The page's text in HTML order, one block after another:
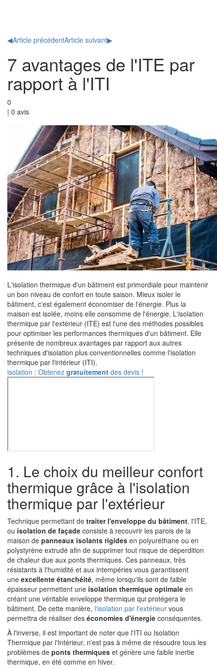
◀Article précédentArticle suivant▶
7 avantages de l'ITE par
rapport à l'ITI
0
| 0 avis
L'isolation thermique d'un bâtiment est primordiale pour maintenir
un bon niveau de confort en toute saison. Mieux isoler le
bâtiment, c'est également économiser de l'énergie. Plus la
maison est isolée, moins elle consomme de l'énergie. L'isolation
thermique par l'extérieur (ITE) est l'une des méthodes possibles
pour optimiser les performances thermiques d'un bâtiment. Elle
présente de nombreux avantages par rapport aux autres
techniques d'isolation plus conventionnelles comme l'isolation
thermique par l'intérieur (ITI).
isolation : Obtenez gratuitement des devis !
1. Le choix du meilleur confort
thermique grâce à l'isolation
thermique par l'extérieur
Technique permettant de traiter l'enveloppe du bâtiment, l'ITE,
ou isolation de façade consiste à recouvrir les parois de la
maison de panneaux isolants rigides en polyuréthane ou en
polystyrène extrudé afin de supprimer tout risque de déperdition
de chaleur due aux ponts thermiques. Ces panneaux, très
résistants à l'humidité et aux intempéries vous garantissent
une excellente étanchéité, même lorsqu'ils sont de faible
épaisseur permettent une isolation thermique optimale en
créant une véritable enveloppe thermique qui protégera le
bâtiment. De cette manière, l'isolation par l'extérieur vous
permettra de réaliser des économies d'énergie conséquentes.
À l'inverse, il est important de noter que l'ITI ou Isolation
Thermique par l'Intérieur, n'est pas à même de résoudre tous les
problèmes de ponts thermiques et génère une faible inertie
thermique, en été comme en hiver.